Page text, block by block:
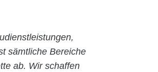
sämtliche Bereiche
ab. Wir schaffen